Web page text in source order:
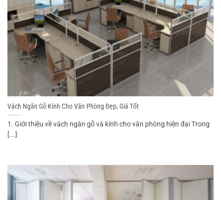
Vách Ngăn Gỗ Kính Cho Văn Phòng Đẹp, Giá Tốt
1. Giới thiệu về vách ngăn gỗ và kính cho văn phòng hiện đại Trong
[...]